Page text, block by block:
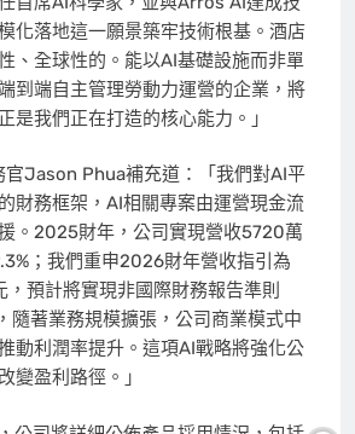
化落地這一願景築牢技術根基。酒店
、全球性的。能以AI基礎設施而非單
到端自主管理勞動力運營的企業，將
是我們正在打造的核心能力。」
官Jason Phua補充道：「我們對AI平
財務框架，AI相關專案由運營現金流
。2025財年，公司實現營收5720萬
；我們重申2026財年營收指引為
，預計將實現非國際財務報告準則
隨著業務規模擴張，公司商業模式中
動利潤率提升。這項AI戰略將強化公
變盈利路徑。」